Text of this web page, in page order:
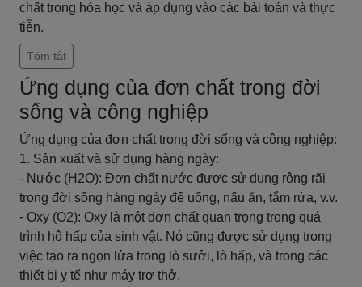
chất trong hóa học và áp dụng vào các bài toán và thực
tiễn.
Tóm tắt
Ứng dụng của đơn chất trong đời
sống và công nghiệp
Ứng dụng của đơn chất trong đời sống và công nghiệp:
1. Sản xuất và sử dụng hàng ngày:
- Nước (H2O): Đơn chất nước được sử dụng rộng rãi
trong đời sống hàng ngày để uống, nấu ăn, tắm rửa, v.v.
- Oxy (O2): Oxy là một đơn chất quan trọng trong quá
trình hô hấp của sinh vật. Nó cũng được sử dụng trong
việc tạo ra ngọn lửa trong lò sưởi, lò hấp, và trong các
thiết bị y tế như máy trợ thở.